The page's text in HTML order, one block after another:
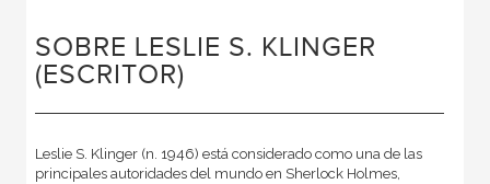
SOBRE LESLIE S. KLINGER
(ESCRITOR)
Leslie S. Klinger (n. 1946) está considerado como una de las
principales autoridades del mundo en Sherlock Holmes,